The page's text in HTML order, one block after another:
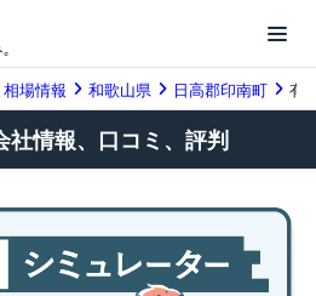
場情報 和歌山県 日高郡印南町 有
社情報、口コミ、評判